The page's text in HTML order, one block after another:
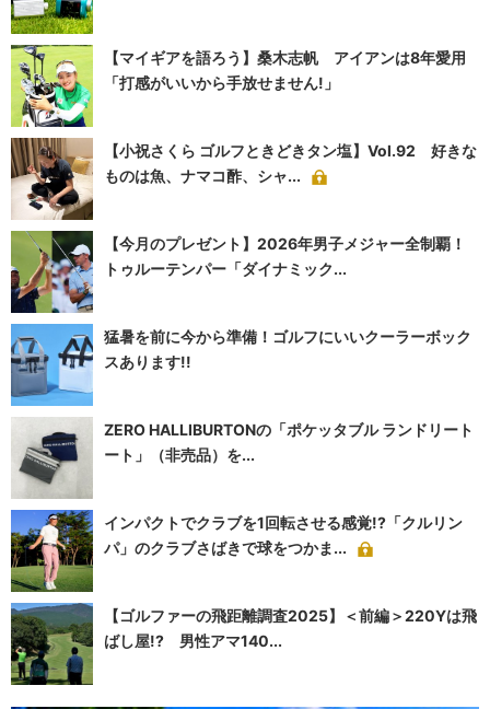
【マイギアを語ろう】桑木志帆 アイアンは8年愛用
「打感がいいから手放せません!」
【小祝さくら ゴルフときどきタン塩】Vol.92 好きな
ものは魚、ナマコ酢、シャ...
【今月のプレゼント】2026年男子メジャー全制覇！
トゥルーテンパー「ダイナミック...
猛暑を前に今から準備！ゴルフにいいクーラーボック
スあります!!
ZERO HALLIBURTONの「ポケッタブル ランドリート
ート」（非売品）を...
インパクトでクラブを1回転させる感覚!?「クルリン
パ」のクラブさばきで球をつかま...
【ゴルファーの飛距離調査2025】＜前編＞220Yは飛
ばし屋!? 男性アマ140...